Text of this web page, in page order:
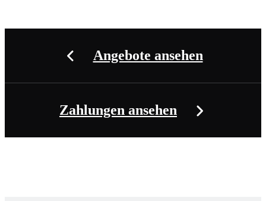
Angebote ansehen
Zahlungen ansehen